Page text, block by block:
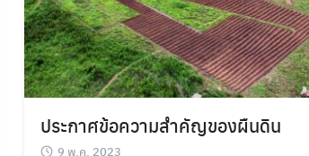
ประกาศข้อความสำคัญของผืนดิน
9 พ.ค. 2023